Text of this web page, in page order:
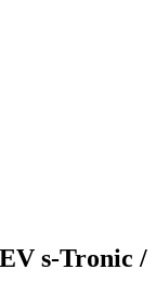
s-Tronic /